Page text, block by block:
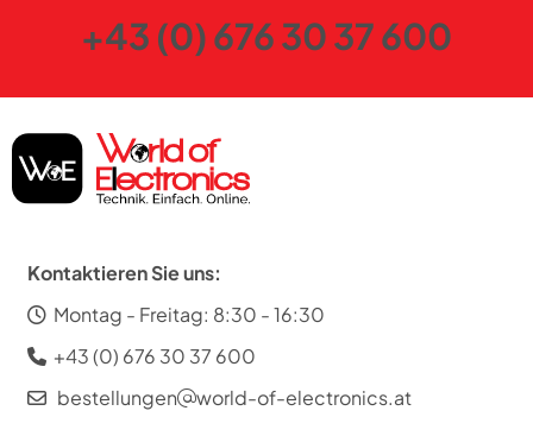
+43 (0) 676 30 37 600
Kontaktieren Sie uns:
Montag - Freitag: 8:30 - 16:30
+43 (0) 676 30 37 600
bestellungen
world-of-electronics.at